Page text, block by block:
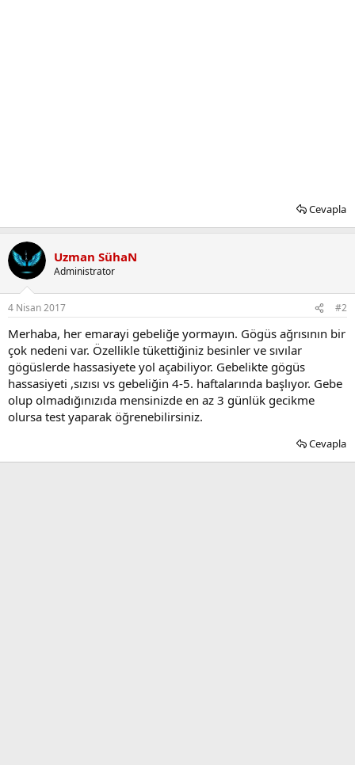
Cevapla
Uzman SühaN
Administrator
4 Nisan 2017 #2
Merhaba, her emarayi gebeliğe yormayın. Gögüs ağrısının bir
çok nedeni var. Özellikle tükettiğiniz besinler ve sıvılar
gögüslerde hassasiyete yol açabiliyor. Gebelikte gögüs
hassasiyeti ,sızısı vs gebeliğin 4-5. haftalarında başlıyor. Gebe
olup olmadığınızıda mensinizde en az 3 günlük gecikme
olursa test yaparak öğrenebilirsiniz.
Cevapla